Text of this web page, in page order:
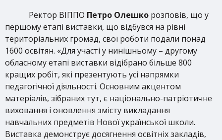
Ректор ВІППО Петро Олешко розповів, що у
першому етапі виставки, що відбувся на рівні
територіальних громад, свої роботи подали понад
1600 освітян. «Для участі у нинішньому – другому
обласному етапі виставки відібрано більше 800
кращих робіт, які презентують усі напрямки
педагогічної діяльності. Основним акцентом
матеріалів, зібраних тут, є національно-патріотичне
виховання і оновлення змісту викладання
навчальних предметів Нової української школи.
Виставка демонструє досягнення освітніх закладів,